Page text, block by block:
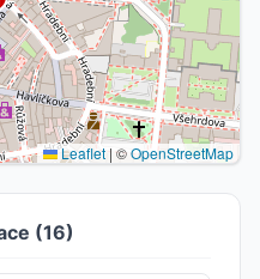
Leaflet| ©OpenStreetMap
(16)